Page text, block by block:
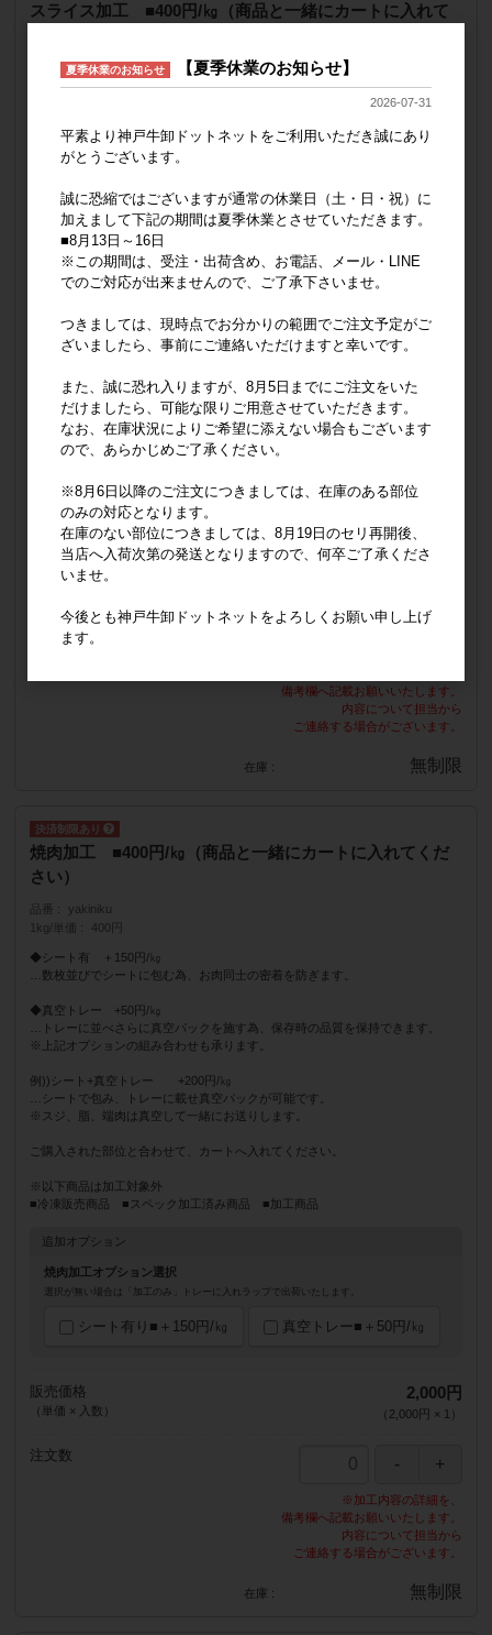
スライス加工 ■400円/㎏（商品と一緒にカートに入れて
suraisu
1kg/単価
400円
…数枚並びでシートに包む為、お肉同士の密着を防ぎます。
◆真空トレー +50円/㎏
※上記オプションの組み合わせも承ります。
例))シート+真空トレー +250円/㎏
…シートで包み、トレーに載せ真空パックが可能です。
※スジ、脂、端肉は真空して一緒にお送りします。
※以下商品は加工対象外
追加オプション
スライス加工オプション選択
選択が無い場合は「加工のみ」トレーに入れラップで出荷いたします。
シート有り■＋200円/㎏ 真空トレー■＋50円/㎏
販売価格
（単価 × 入数）
2,000円
注文数
在庫
備考欄へ記載お願いいたします。
内容について担当から
ご連絡する場合がございます。
無制限
焼肉加工 ■400円/㎏（商品と一緒にカートに入れてくだ
さい）
品番
yakiniku
1kg/単価
400円
◆シート有 ＋150円/㎏
…数枚並びでシートに包む為、お肉同士の密着を防ぎます。
◆真空トレー +50円/㎏
…トレーに並べさらに真空パックを施す為、保存時の品質を保持できます。
※上記オプションの組み合わせも承ります。
例))シート+真空トレー +200円/㎏
…シートで包み、トレーに載せ真空パックが可能です。
※スジ、脂、端肉は真空して一緒にお送りします。
ご購入された部位と合わせて、カートへ入れてください。
※以下商品は加工対象外
■冷凍販売商品 ■スペック加工済み商品 ■加工商品
追加オプション
焼肉加工オプション選択
選択が無い場合は「加工のみ」トレーに入れラップで出荷いたします。
シート有り■＋150円/㎏ 真空トレー■＋50円/㎏
販売価格
（単価 × 入数）
2,000円
（ 2,000円 × 1 ）
注文数
在庫
※加工内容の詳細を、
備考欄へ記載お願いいたします。
内容について担当から
ご連絡する場合がございます。
無制限
夏季休業のお知らせ 【夏季休業のお知らせ】
2026-07-31
平素より神戸牛卸ドットネットをご利用いただき誠にあり
がとうございます。
誠に恐縮ではございますが通常の休業日（土・日・祝）に
加えまして下記の期間は夏季休業とさせていただきます。
■8月13日～16日
※この期間は、受注・出荷含め、お電話、メール・LINE
でのご対応が出来ませんので、ご了承下さいませ。
つきましては、現時点でお分かりの範囲でご注文予定がご
ざいましたら、事前にご連絡いただけますと幸いです。
また、誠に恐れ入りますが、8月5日までにご注文をいた
だけましたら、可能な限りご用意させていただきます。
なお、在庫状況によりご希望に添えない場合もございます
ので、あらかじめご了承ください。
※8月6日以降のご注文につきましては、在庫のある部位
のみの対応となります。
在庫のない部位につきましては、8月19日のセリ再開後、
当店へ入荷次第の発送となりますので、何卒ご了承くださ
いませ。
今後とも神戸牛卸ドットネットをよろしくお願い申し上げ
ます。